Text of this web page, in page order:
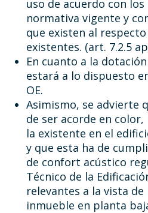
uso de acuerdo con
normativa vigente y
que existen al
existentes. (art. 7.2.5
En cuanto a la
estará a lo dispuesto
OE.
Asimismo, se advierte
de ser acorde en
la existente en el
y que esta ha de
de confort acústico
Técnico de la
relevantes a la vista
inmueble en planta